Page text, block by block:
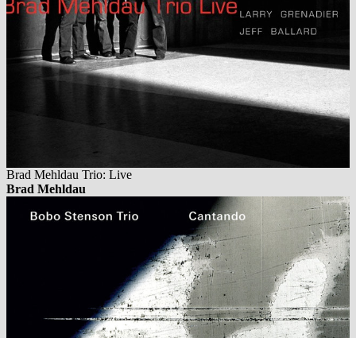
Brad Mehldau Trio: Live
Brad Mehldau